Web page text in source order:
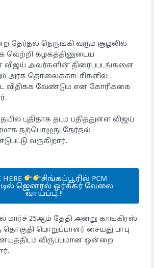
தேர்தல் நெருங்கி வரும் சூழலில்
வெற்றி கழகத்தினுடைய
விஜய் அவர்களின் திரைப்படங்களை
அரசு தொலைக்காட்சிகளில்
விதிக்க வேண்டும் என கோரிக்கை
புதிதாக தடம் பதித்துள்ள விஜய்
தற்பொழுது தேர்தல்
வருகிறார்.
HERE சிங்கப்பூரில் PCM
ஜெனரல் ஒர்க்கர் வேலை
வாய்ப்பு..!!
மார்ச் 25ஆம் தேதி அன்று காங்கிரஸ்
தொகுதி பொறுப்பாளர் சையது பாபு
விருப்பமான ஒன்றை